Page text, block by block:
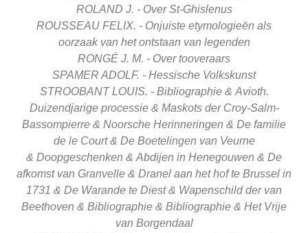
ROLAND J. - Over St-Ghislenus
ROUSSEAU FELIX. - Onjuiste etymologieën als
oorzaak van het ontstaan van legenden
RONGÉ J. M. - Over tooveraars
SPAMER ADOLF. - Hessische Volkskunst
STROOBANT LOUIS. - Bibliographie &Avioth.
Duizendjarige processie & Maskots der Croy-Salm-
Bassompierre & Noorsche Herinneringen & De familie
de le Court & De Boetelingen van Veurne
& Doopgeschenken &Abdijen in Henegouwen & De
afkomst van Granvelle & Dranel aan het hof te Brussel in
1731 & De Warande te Diest & Wapenschild der van
Beethoven & Bibliographie & Bibliographie & Het Vrije
van Borgendaal